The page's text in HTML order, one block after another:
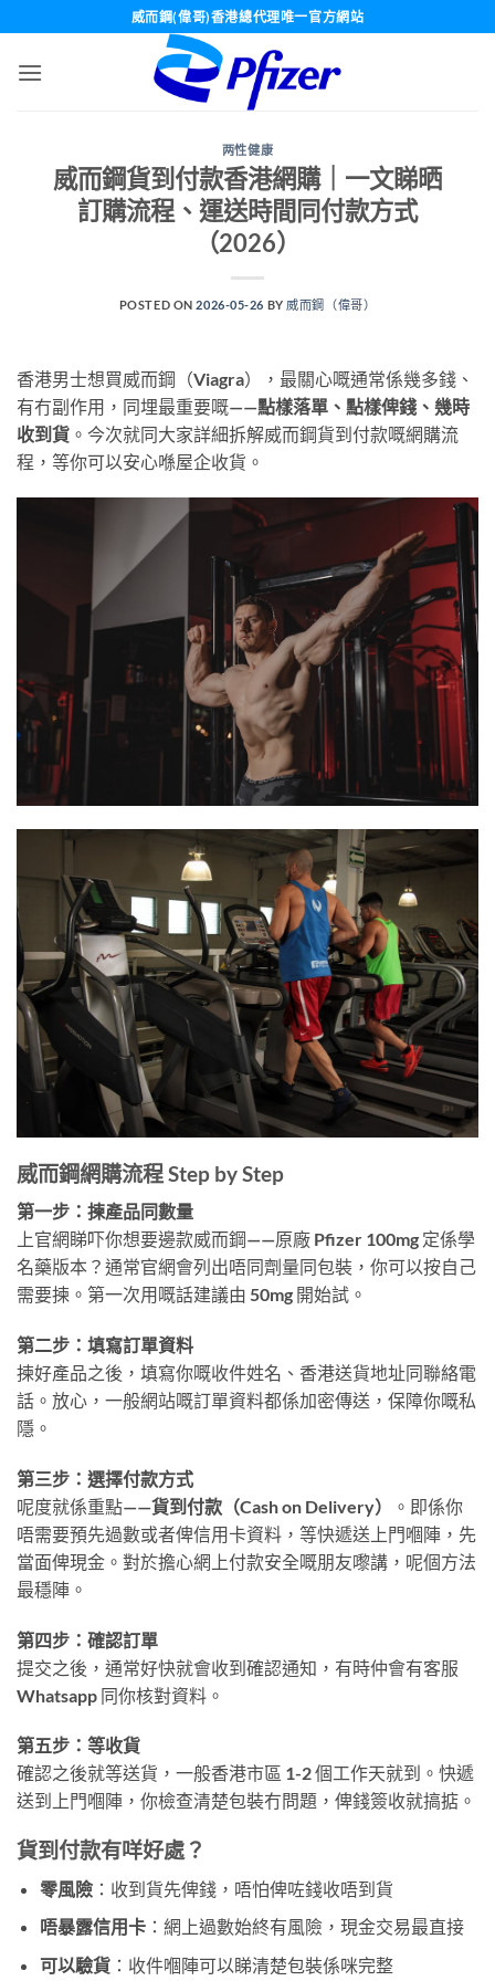
content
威而鋼(偉哥)香港總代理唯一官方網站
两性健康
威而鋼貨到付款香港網購｜一文睇晒
訂購流程、運送時間同付款方式
（2026）
POSTED ON2026-05-26 BY 威而鋼（偉哥）
香港男士想買威而鋼（Viagra），最關心嘅通常係幾多錢、
有冇副作用，同埋最重要嘅——點樣落單、點樣俾錢、幾時
收到貨 。今次就同大家詳細拆解威而鋼貨到付款嘅網購流
程，等你可以安心喺屋企收貨。
威而鋼網購流程 Step by Step
第一步：揀產品同數量
上官網睇吓你想要邊款威而鋼——原廠 Pfizer 100mg 定係學
名藥版本？通常官網會列出唔同劑量同包裝，你可以按自己
需要揀。第一次用嘅話建議由 50mg 開始試。
第二步：填寫訂單資料
揀好產品之後，填寫你嘅收件姓名、香港送貨地址同聯絡電
話。放心，一般網站嘅訂單資料都係加密傳送，保障你嘅私
隱。
第三步：選擇付款方式
呢度就係重點——貨到付款（Cash on Delivery）
。即係你
唔需要預先過數或者俾信用卡資料，等快遞送上門嗰陣，先
當面俾現金。對於擔心網上付款安全嘅朋友嚟講，呢個方法
最穩陣。
第四步：確認訂單
提交之後，通常好快就會收到確認通知，有時仲會有客服
Whatsapp 同你核對資料。
第五步：等收貨
確認之後就等送貨，一般香港市區 1-2 個工作天就到。快遞
送到上門嗰陣，你檢查清楚包裝冇問題，俾錢簽收就搞掂。
貨到付款有咩好處？
零風險：收到貨先俾錢，唔怕俾咗錢收唔到貨
唔暴露信用卡：網上過數始終有風險，現金交易最直接
可以驗貨：收件嗰陣可以睇清楚包裝係咪完整